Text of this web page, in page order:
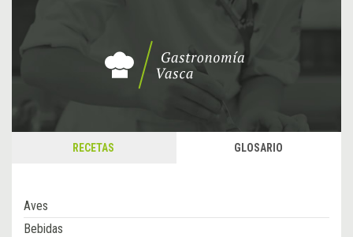
RECETAS GLOSARIO
Aves
Bebidas